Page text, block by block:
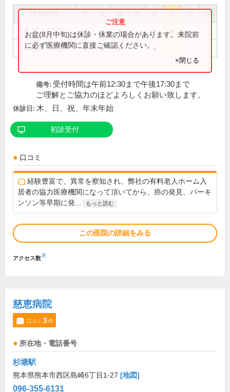
祝
8:30～13:00 ● ● ● ●
14:30～18:00 ● ● ●
お盆(8月中旬)は休診・休業の場合があります。来院前
に必ず医療機関に直接ご確認ください。
×閉じる
備考: 受付時間は午前12:30まで午後17:30まで
ご理解とご協力のほどよろしくお願い致します。
休診日: 木、日、祝、年末年始
初診受付
口コミ
経験豊富で、異常を察知され、弊社の有料老人ホーム入
居者の協力医療機関になって頂いてから、癌の発見、パーキ
ンソン等早期に発...
もっと読む
この医院の詳細をみる
アクセス数※
慈恵病院
口コミ 3件
所在地・電話番号
杉塘駅
熊本県熊本市西区島崎6丁目1-27 [地図]
096-355-6131